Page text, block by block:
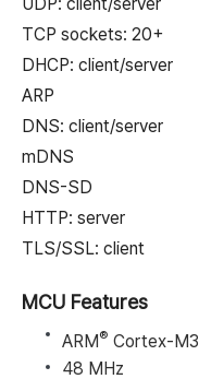
TCP sockets: 20+
DHCP: client/server
ARP
DNS: client/server
mDNS
DNS-SD
HTTP: server
TLS/SSL: client
MCU Features
ARM® Cortex-M3
48 MHz